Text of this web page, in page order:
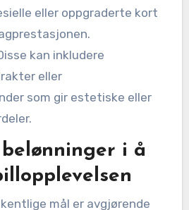
eller oppgraderte kort
kan inkludere
eller
som gir estetiske eller
i å
mål er avgjørende